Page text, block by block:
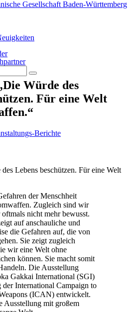
Würde des
Für eine Welt
Berichte
der Menschheit
Zugleich sind wir
nicht mehr bewusst.
auf anschauliche und
die Gefahren auf, die von
Sie zeigt zugleich
wir eine Welt ohne
können. Sie macht somit
Die Ausstellung
Gakkai International (SGI)
International Campaign to
(ICAN) entwickelt.
Ausstellung mit großem